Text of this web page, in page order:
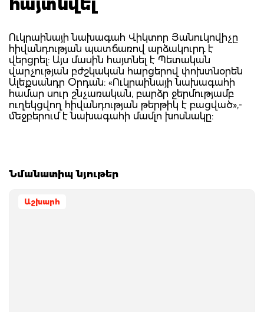
Ուկրաինայի նախագահ Վիկտոր Յանուկովիչը
հիվանդության պատճառով արձակուրդ է
վերցրել: Այս մասին հայտնել է Պետական
վարչության բժշկական հարցերով փոխտնօրեն
Ալեքսանդր Օրդան: «Ուկրաինայի նախագահի
համար սուր շնչառական, բարձր ջերմությամբ
ուղեկցվող հիվանդության թերթիկ է բացված»,-
մեջբերում է նախագահի մամլո խոսնակը:
Նմանատիպ նյութեր
Աշխարհ